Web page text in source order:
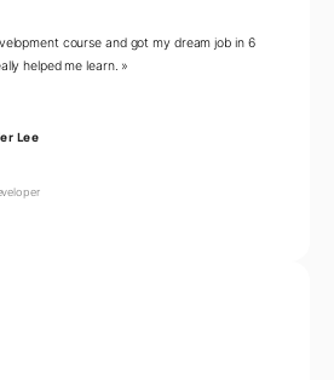
course and got my dream job in 6
helped me learn. »
Lee